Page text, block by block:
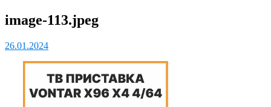
image-113.jpeg
26.01.2024